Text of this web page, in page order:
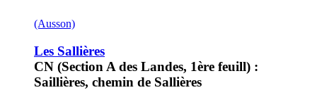
(Ausson)
Les Sallières
CN (Section A des Landes, 1ère feuill) :
Saillières, chemin de Sallières